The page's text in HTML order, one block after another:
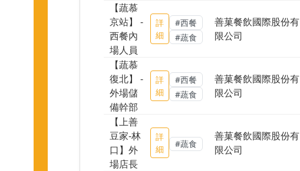
【蔬慕
京站】 -
西餐內
場人員
詳
細
#西餐
#蔬食
善菓餐飲國際股份有
限公司
【蔬慕
復北】 -
外場儲
備幹部
詳
細
#西餐
#蔬食
善菓餐飲國際股份有
限公司
【上善
豆家-林
口】外
場店長
詳
細
#蔬食
善菓餐飲國際股份有
限公司